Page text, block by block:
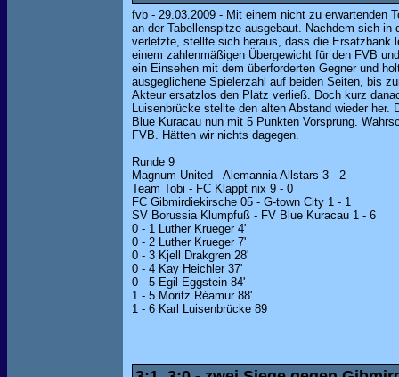
fvb - 29.03.2009 - Mit einem nicht zu erwartenden
an der Tabellenspitze ausgebaut. Nachdem sich
verletzte, stellte sich heraus, dass die Ersatzbank
einem zahlenmäßigen Übergewicht für den FVB
ein Einsehen mit dem überforderten Gegner und
ausgeglichene Spielerzahl auf beiden Seiten, bis
Akteur ersatzlos den Platz verließ. Doch kurz
Luisenbrücke stellte den alten Abstand wieder
Blue Kuracau nun mit 5 Punkten Vorsprung.
FVB. Hätten wir nichts dagegen.
Runde 9
Magnum United - Alemannia Allstars 3 - 2
Team Tobi - FC Klappt nix 9 - 0
FC Gibmirdiekirsche 05 - G-town City 1 - 1
SV Borussia Klumpfuß - FV Blue Kuracau 1 - 6
0 - 1 Luther Krueger 4'
0 - 2 Luther Krueger 7'
0 - 3 Kjell Drakgren 28'
0 - 4 Kay Heichler 37'
0 - 5 Egil Eggstein 84'
1 - 5 Moritz Réamur 88'
1 - 6 Karl Luisenbrücke 89